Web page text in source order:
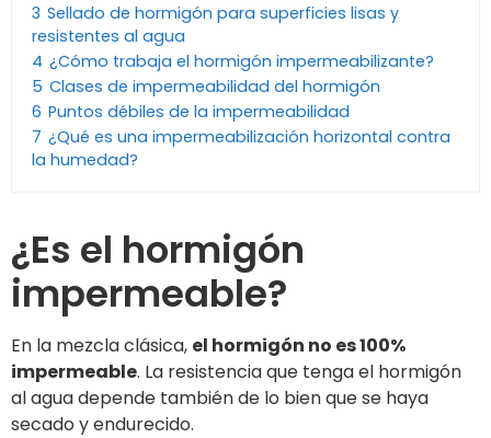
3 Sellado de hormigón para superficies lisas y
resistentes al agua
4 ¿Cómo trabaja el hormigón impermeabilizante?
5 Clases de impermeabilidad del hormigón
6 Puntos débiles de la impermeabilidad
7 ¿Qué es una impermeabilización horizontal contra
la humedad?
¿Es el hormigón
impermeable?
En la mezcla clásica, el hormigón no es 100%
impermeable. La resistencia que tenga el hormigón
al agua depende también de lo bien que se haya
secado y endurecido.